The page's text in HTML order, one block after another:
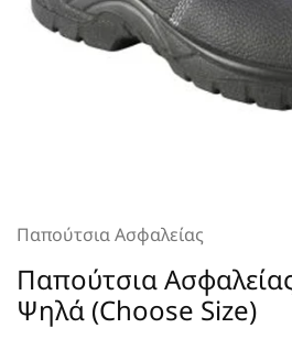
Παπούτσια Ασφαλείας
Παπούτσια
Ψηλά (Choose Size)